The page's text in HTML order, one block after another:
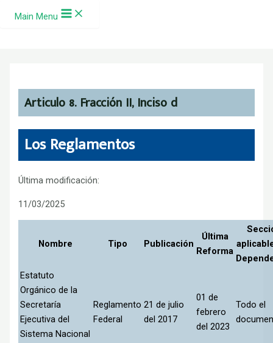
Ir al contenido
Main Menu
Articulo 8. Fracción II, Inciso d
Los Reglamentos
Última modificación:
11/03/2025
Nombre Tipo Publicación
Última
Reforma
Estatuto
Orgánico de la
Secretaría
Ejecutiva del
Sistema Nacional
Reglamento
Federal
21 de julio
del 2017
01 de
febrero
del 2023
Todo el